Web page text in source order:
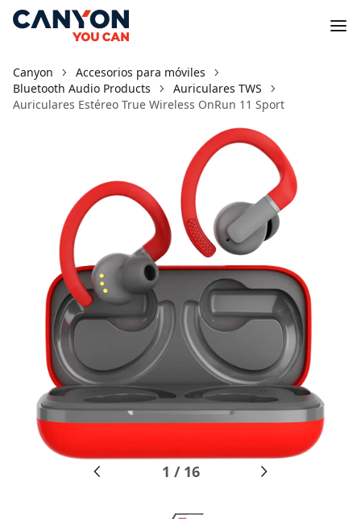
Canyon
Accesorios para móviles
Bluetooth Audio Products
Auriculares TWS
Auriculares Estéreo True Wireless OnRun 11 Sport
1 / 16